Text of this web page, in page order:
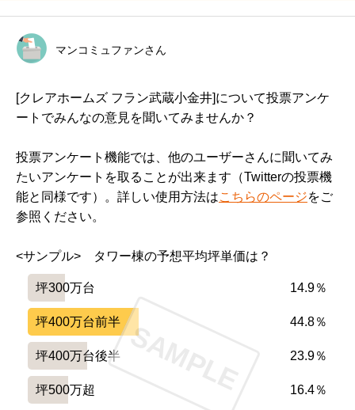
マンコミュファンさん
[クレアホームズ フラン武蔵小金井]について投票アンケ
ートでみんなの意見を聞いてみませんか？
投票アンケート機能では、他のユーザーさんに聞いてみ
たいアンケートを取ることが出来ます（Twitterの投票機
能と同様です）。詳しい使用方法はこちらのページをご
参照ください。
<サンプル>　タワー棟の予想平均坪単価は？
坪300万台 14.9％
坪400万台前半 44.8％
坪400万台後半 23.9％
坪500万超 16.4％
SAMPLE